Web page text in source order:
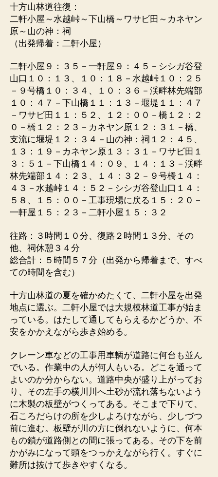
十方山林道往復：
二軒小屋～水越峠～下山橋～ワサビ田～カネヤン
原～山の神：祠
（出発帰着：二軒小屋）
二軒小屋９：３５－一軒屋９：４５－シシガ谷登
山口１０：１３、１０：１８－水越峠１０：２５
－９号橋１０：３４、１０：３６－渓畔林先端部
１０：４７－下山橋１１：１３－堰堤１１：４７
－ワサビ田１１：５２、１２：００－橋１２：２
０－橋１２：２３－カネヤン原１２：３１－橋、
支流に堰堤１２：３４－山の神：祠１２：４５、
１３：１９－カネヤン原１３：３１－ワサビ田１
３：５１－下山橋１４：０９、１４：１３－渓畔
林先端部１４：２３、１４：３２－９号橋１４：
４３－水越峠１４：５２－シシガ谷登山口１４：
５８、１５：００－工事現場に戻る１５：２０－
一軒屋１５：２３－二軒小屋１５：３２
往路：３時間１０分、復路２時間１３分、その
他、祠休憩３４分
総合計：５時間５７分（出発から帰着まで、すべ
ての時間を含む）
十方山林道の夏を確かめたくて、二軒小屋を出発
地点に選ぶ。二軒小屋では大規模林道工事が始ま
っている。はたして通してもらえるかどうか、不
安をかかえながら歩き始める。
クレーン車などの工事用車輌が道路に何台も並ん
でいる。作業中の人が何人もいる。どこを通って
よいのか分からない。道路中央が盛り上がってお
り、その左手の横川川へ土砂が流れ落ちないよう
に木製の板壁がつくってある。そこまで下りて、
石ころだらけの所を少しよろけながら、少しづつ
前に進む。板壁が川の方に倒れないように、何本
もの鎖が道路側との間に張ってある。その下を前
かがみになって頭をつっかえながら行く。すぐに
難所は抜けて歩きやすくなる。